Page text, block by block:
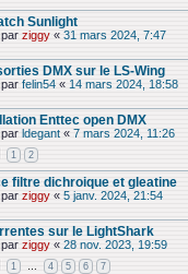
Sunlight
ziggy « 31 mars 2024, 7:47
DMX sur le LS-Wing
felin54 « 14 mars 2024, 18:58
Enttec open DMX
ldegant « 7 mars 2024, 11:26
1 2
filtre dichroique et gleatine
ziggy « 5 janv. 2024, 21:54
sur le LightShark
ziggy « 28 nov. 2023, 19:59
1 … 4 5 6 7